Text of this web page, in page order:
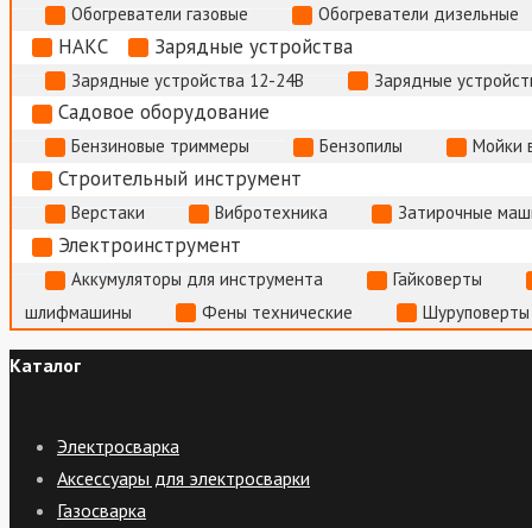
Обогреватели газовые Обогреватели дизельные
НАКС Зарядные устройства
Зарядные устройства 12-24В Зарядные
Садовое оборудование
Бензиновые триммеры Бензопилы Мойки
Строительный инструмент
Верстаки Вибротехника Затирочные
Электроинструмент
Аккумуляторы для инструмента
Гайковерты
шлифмашины
Фены технические
Каталог
Электросварка
Аксессуары для электросварки
Газосварка